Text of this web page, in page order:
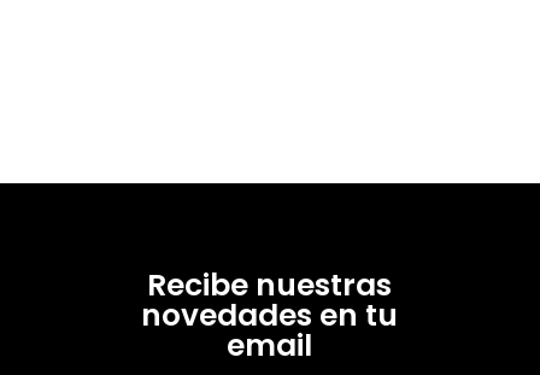
Recibe nuestras
novedades en tu
email